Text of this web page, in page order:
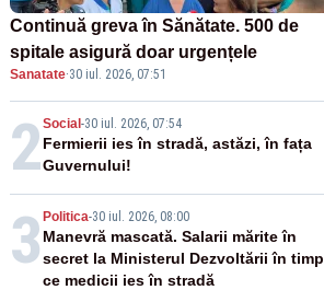
Continuă greva în Sănătate. 500 de
spitale asigură doar urgențele
Sanatate·30 iul. 2026, 07:51
2Social -30 iul. 2026, 07:54
Fermierii ies în stradă, astăzi, în fața
Guvernului!
3 Politica-30 iul. 2026, 08:00
Manevră mascată. Salarii mărite în
secret la Ministerul Dezvoltării în timp
ce medicii ies în stradă